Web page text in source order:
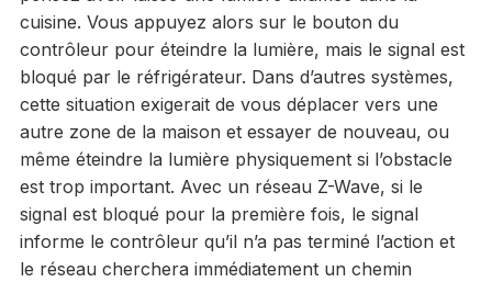
cuisine. Vous appuyez alors sur le bouton du
contrôleur pour éteindre la lumière, mais le signal est
bloqué par le réfrigérateur. Dans d’autres systèmes,
cette situation exigerait de vous déplacer vers une
autre zone de la maison et essayer de nouveau, ou
même éteindre la lumière physiquement si l’obstacle
est trop important. Avec un réseau Z-Wave, si le
signal est bloqué pour la première fois, le signal
informe le contrôleur qu’il n’a pas terminé l’action et
le réseau cherchera immédiatement un chemin